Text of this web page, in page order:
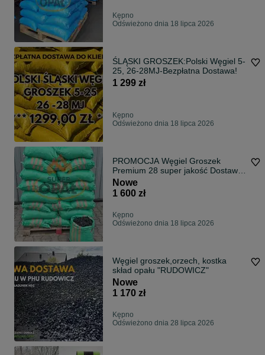
Kępno
Odświeżono dnia 18 lipca 2026
ŚLĄSKI GROSZEK:Polski Węgiel 5-
25, 26-28MJ-Bezpłatna Dostawa!
1 299 zł
Kępno
Odświeżono dnia 18 lipca 2026
PROMOCJA Węgiel Groszek
Premium 28 super jakość Dostawa
Gratis popiół 3%
Nowe
1 600 zł
Kępno
Odświeżono dnia 18 lipca 2026
Węgiel groszek,orzech, kostka
skład opału "RUDOWICZ"
Nowe
1 170 zł
Kępno
Odświeżono dnia 28 lipca 2026